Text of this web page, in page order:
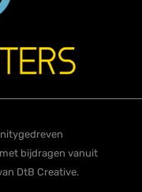
bijdragen vanuit
DtB Creative.